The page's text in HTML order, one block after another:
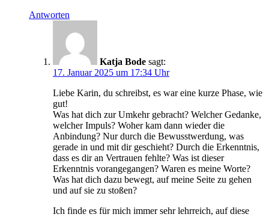
Antworten
Katja Bode sagt:
17. Januar 2025 um 17:34 Uhr
Liebe Karin, du schreibst, es war eine kurze Phase, wie
gut!
Was hat dich zur Umkehr gebracht? Welcher Gedanke,
welcher Impuls? Woher kam dann wieder die
Anbindung? Nur durch die Bewusstwerdung, was
gerade in und mit dir geschieht? Durch die Erkenntnis,
dass es dir an Vertrauen fehlte? Was ist dieser
Erkenntnis vorangegangen? Waren es meine Worte?
Was hat dich dazu bewegt, auf meine Seite zu gehen
und auf sie zu stoßen?
Ich finde es für mich immer sehr lehrreich, auf diese